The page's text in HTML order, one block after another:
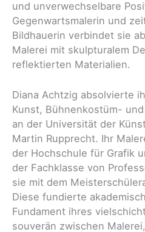
und unverwechselbare
Gegenwartsmalerin und
Bildhauerin verbindet sie
Malerei mit skulpturalem
reflektierten Materialien.
Diana Achtzig absolvierte
Kunst, Bühnenkostüm-
an der Universität der
Martin Rupprecht. Ihr
der Hochschule für Grafik
der Fachklasse von
sie mit dem
Diese fundierte
Fundament ihres
souverän zwischen